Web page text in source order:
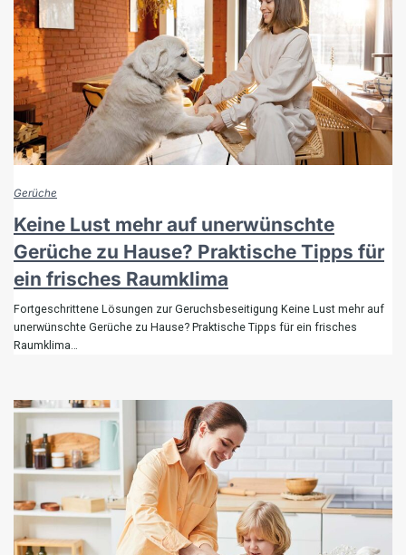
Gerüche
Keine Lust mehr auf unerwünschte
Gerüche zu Hause? Praktische Tipps für
ein frisches Raumklima
Fortgeschrittene Lösungen zur Geruchsbeseitigung Keine Lust mehr auf
unerwünschte Gerüche zu Hause? Praktische Tipps für ein frisches
Raumklima…